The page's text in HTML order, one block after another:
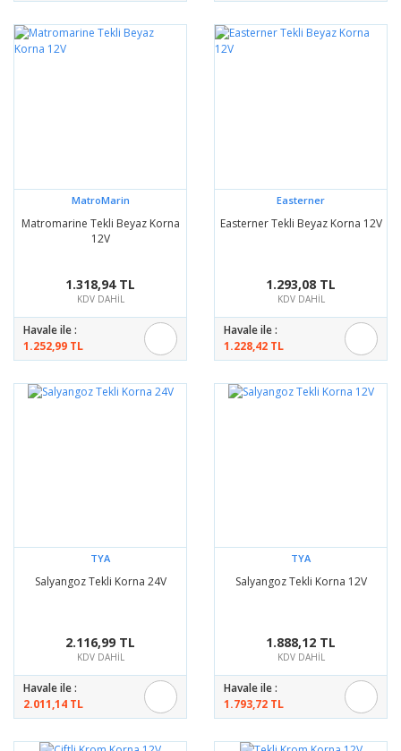
MatroMarin
Matromarine Tekli Beyaz Korna
12V
1.318,94 TL
KDV DAHİL
Havale ile :
1.252,99 TL
Easterner
Easterner Tekli Beyaz Korna 12V
1.293,08 TL
KDV DAHİL
Havale ile :
1.228,42 TL
TYA
Salyangoz Tekli Korna 24V
2.116,99 TL
KDV DAHİL
Havale ile :
2.011,14 TL
TYA
Salyangoz Tekli Korna 12V
1.888,12 TL
KDV DAHİL
Havale ile :
1.793,72 TL